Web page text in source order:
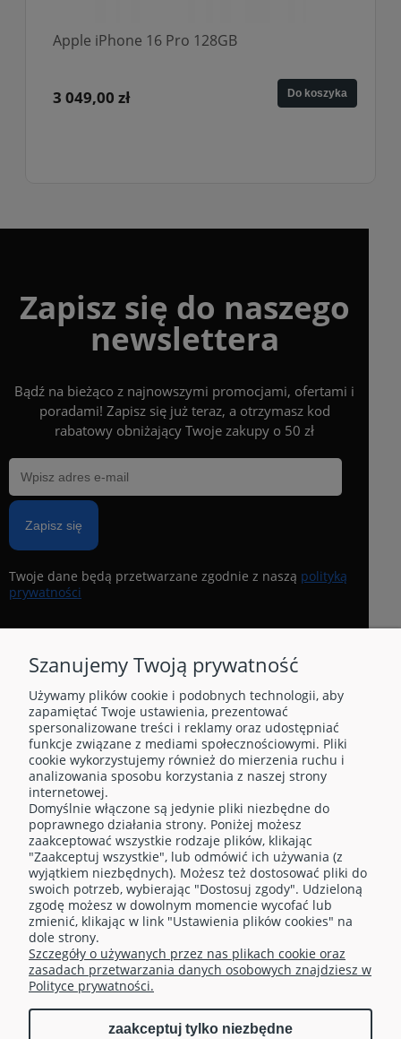
Apple iPhone 16 Pro 128GB
3 049,00 zł Do koszyka
Zapisz się do naszego
newslettera
Bądź na bieżąco z najnowszymi promocjami, ofertami i
poradami! Zapisz się już teraz, a otrzymasz kod
rabatowy obniżający Twoje zakupy o 50 zł
Zapisz się
Twoje dane będą przetwarzane zgodnie z naszą polityką
prywatności
O NAS
OBSŁUGA KLIENTA
TELEFONY
MOJE KONTO
Szanujemy Twoją prywatność
Używamy plików cookie i podobnych technologii, aby
zapamiętać Twoje ustawienia, prezentować
spersonalizowane treści i reklamy oraz udostępniać
funkcje związane z mediami społecznościowymi. Pliki
cookie wykorzystujemy również do mierzenia ruchu i
analizowania sposobu korzystania z naszej strony
internetowej.
Domyślnie włączone są jedynie pliki niezbędne do
poprawnego działania strony. Poniżej możesz
zaakceptować wszystkie rodzaje plików, klikając
"Zaakceptuj wszystkie", lub odmówić ich używania (z
wyjątkiem niezbędnych). Możesz też dostosować pliki do
swoich potrzeb, wybierając "Dostosuj zgody". Udzieloną
zgodę możesz w dowolnym momencie wycofać lub
zmienić, klikając w link "Ustawienia plików cookies" na
dole strony.
Szczegóły o używanych przez nas plikach cookie oraz
zasadach przetwarzania danych osobowych znajdziesz w
Polityce prywatności.
zaakceptuj tylko niezbędne